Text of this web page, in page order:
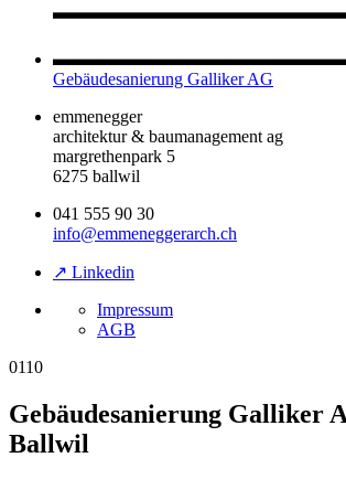
Gebäudesanierung Galliker AG
emmenegger
architektur & baumanagement ag
margrethenpark 5
6275 ballwil
041 555 90 30
info@emmeneggerarch.ch
↗ Linkedin
Impressum
AGB
0110
Gebäudesanierung Galliker
Ballwil